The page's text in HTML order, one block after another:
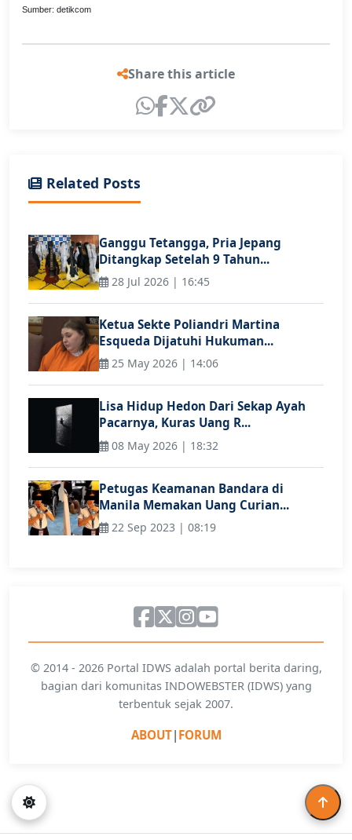
Sumber: detikcom
Share this article
Related Posts
Ganggu Tetangga, Pria Jepang
Ditangkap Setelah 9 Tahun...
28 Jul 2026 | 16:45
Ketua Sekte Poliandri Martina
Esqueda Dijatuhi Hukuman...
25 May 2026 | 14:06
Lisa Hidup Hedon Dari Sekap Ayah
Pacarnya, Kuras Uang R...
08 May 2026 | 18:32
Petugas Keamanan Bandara di
Manila Memakan Uang Curian...
22 Sep 2023 | 08:19
© 2014 - 2026 Portal IDWS adalah portal berita daring,
bagian dari komunitas INDOWEBSTER (IDWS) yang
terbentuk sejak 2007.
ABOUT| FORUM